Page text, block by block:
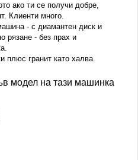
ако ти се получи добре,
Клиенти много.
- с диамантен диск и
рязане - без прах и
плюс гранит като халва.
модел на тази машинка